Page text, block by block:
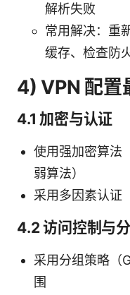
解析失败
常用解决：重
缓存、检查防
4) VPN 配置
4.1 加密与认证
使用强加密算法
弱算法）
采用多因素认证
4.2 访问控制与
采用分组策略（
围